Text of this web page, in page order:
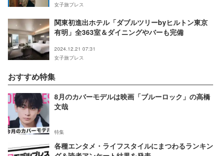
女子旅プレス
関東初進出ホテル「ダブルツリーbyヒルトン東京
有明」全363室＆ダイニングやバーも完備
2024.12.21 07:31
女子旅プレス
おすすめ特集
8月のカバーモデルは映画「ブルーロック」の高橋
文哉
特集
各種エンタメ・ライフスタイルにまつわるランキン